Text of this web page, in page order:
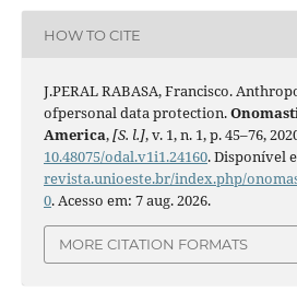
HOW TO CITE
J.PERAL RABASA, Francisco.
ofpersonal data protection.
America,[S. l.], v. 1, n. 1, p. 45–76,
10.48075/odal.v1i1.24160. Disponível
revista.unioeste.br/index.php/
0. Acesso em: 7 aug. 2026.
MORE CITATION FORMATS